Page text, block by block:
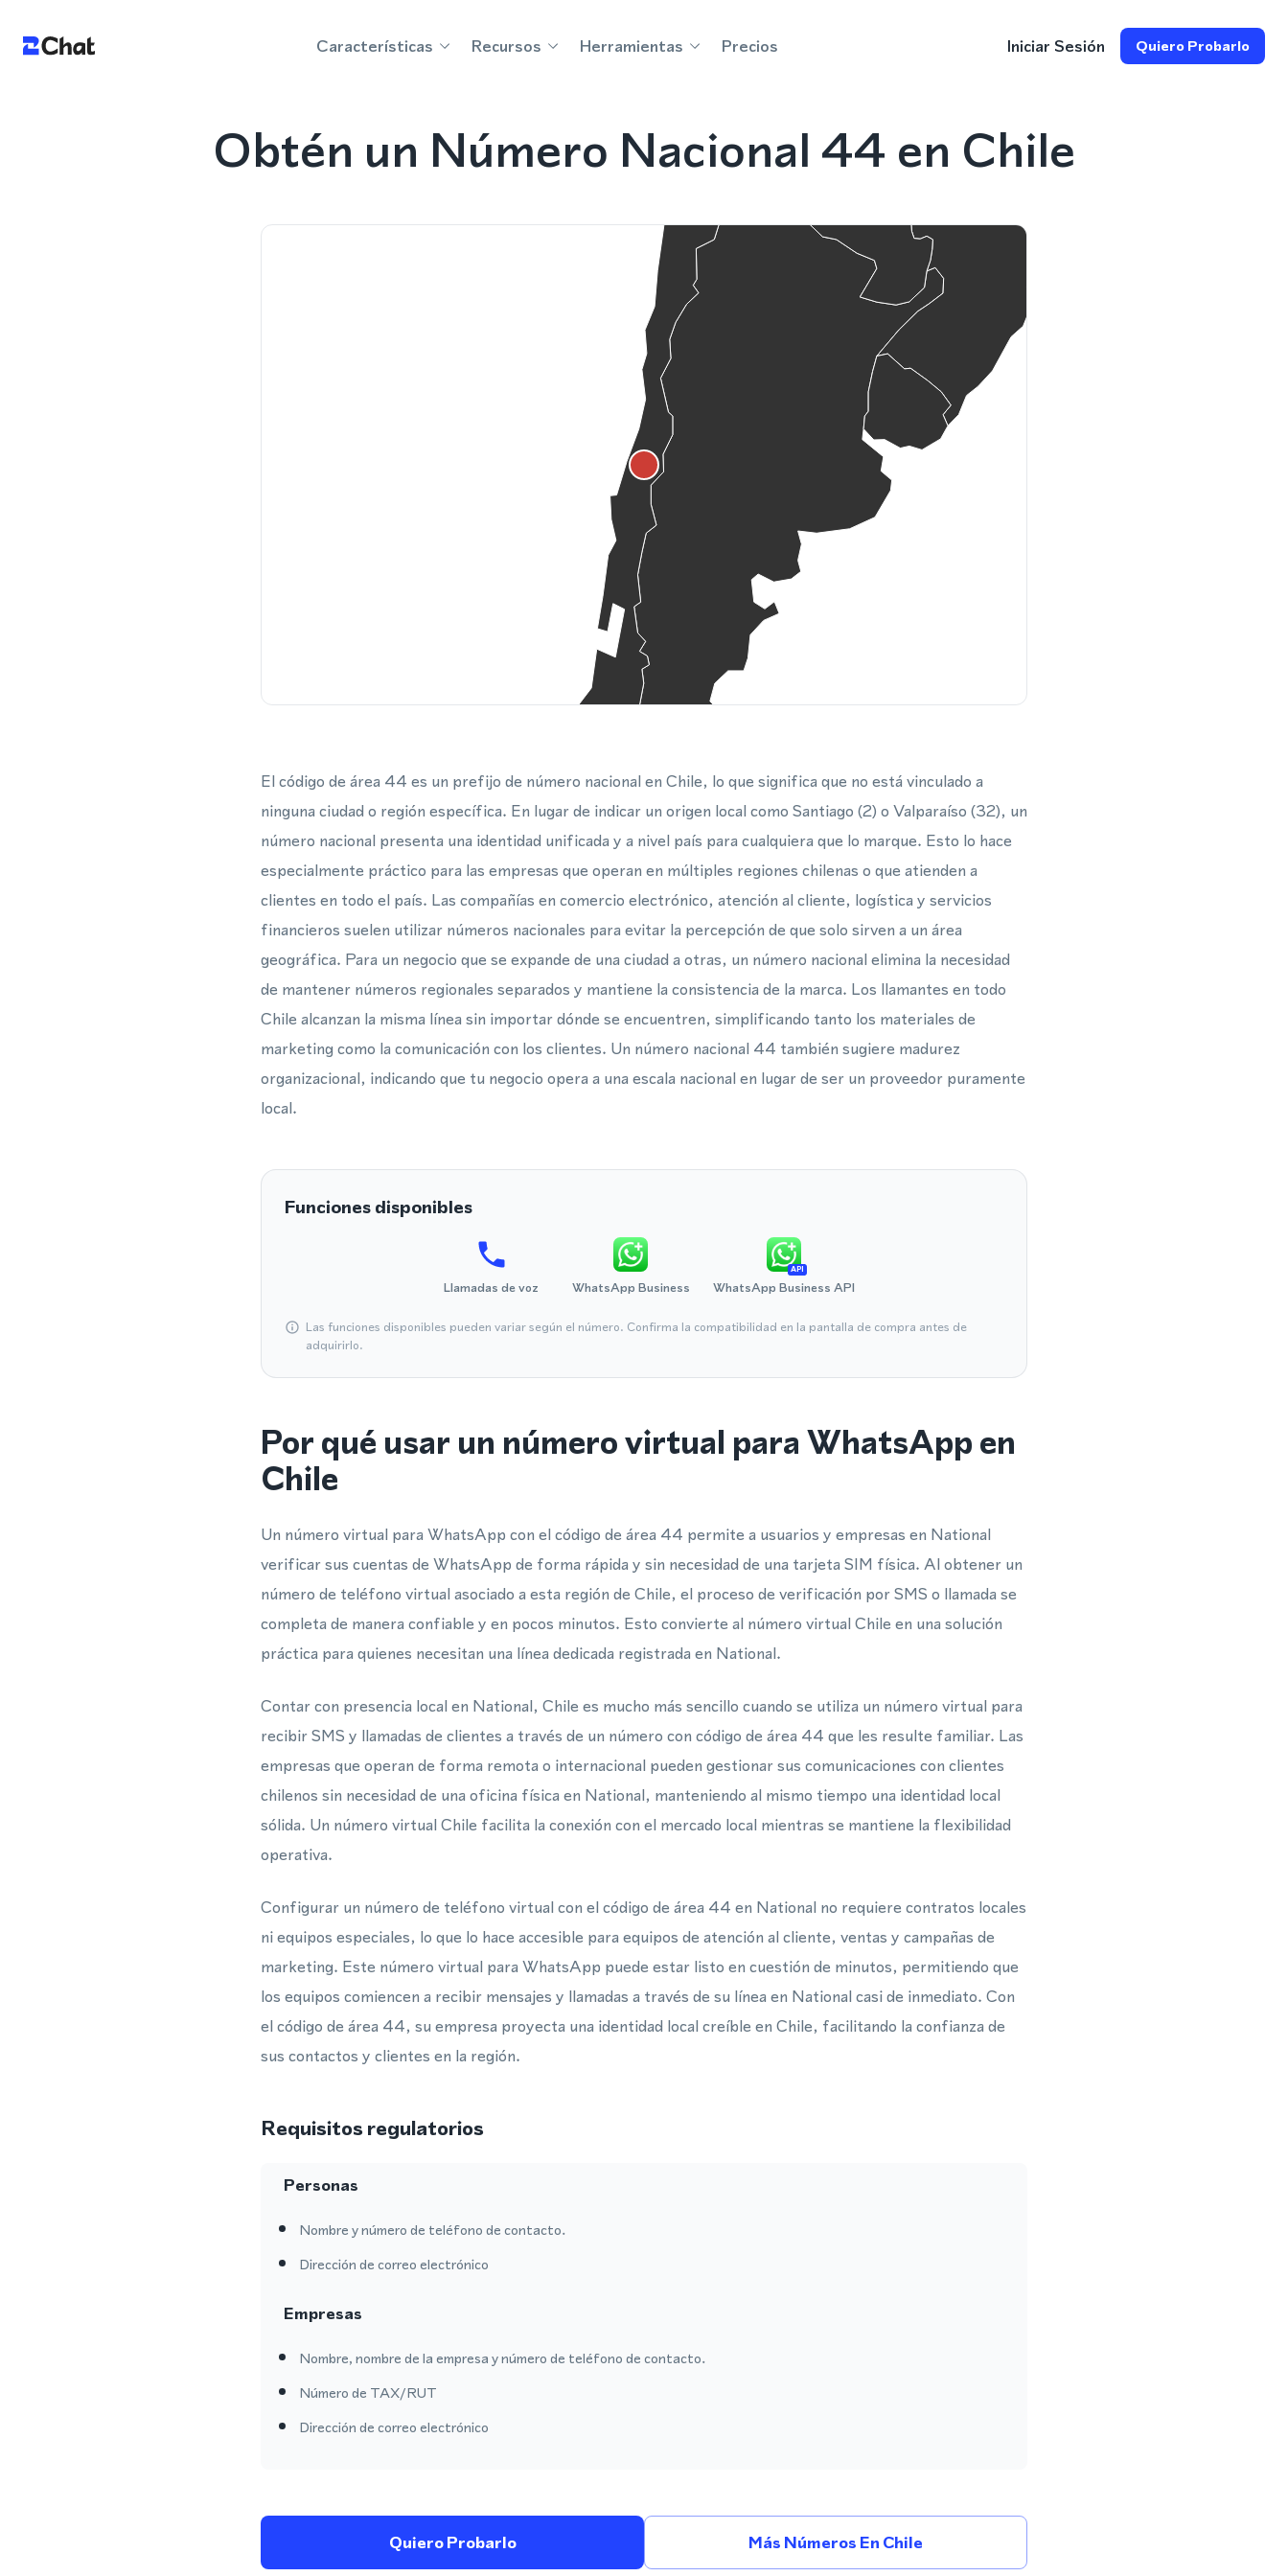
Características Recursos Herramientas Precios Iniciar Sesión Quiero Probarlo
Obtén un Número Nacional 44 en Chile
El código de área 44 es un prefijo de número nacional en Chile, lo que significa que no está vinculado a
ninguna ciudad o región específica. En lugar de indicar un origen local como Santiago (2) o Valparaíso (32), un
número nacional presenta una identidad unificada y a nivel país para cualquiera que lo marque. Esto lo hace
especialmente práctico para las empresas que operan en múltiples regiones chilenas o que atienden a
clientes en todo el país. Las compañías en comercio electrónico, atención al cliente, logística y servicios
financieros suelen utilizar números nacionales para evitar la percepción de que solo sirven a un área
geográfica. Para un negocio que se expande de una ciudad a otras, un número nacional elimina la necesidad
de mantener números regionales separados y mantiene la consistencia de la marca. Los llamantes en todo
Chile alcanzan la misma línea sin importar dónde se encuentren, simplificando tanto los materiales de
marketing como la comunicación con los clientes. Un número nacional 44 también sugiere madurez
organizacional, indicando que tu negocio opera a una escala nacional en lugar de ser un proveedor puramente
local.
Funciones disponibles
Llamadas de voz WhatsApp Business
API
WhatsApp Business API
Las funciones disponibles pueden variar según el número. Confirma la compatibilidad en la pantalla de compra antes de
adquirirlo.
Por qué usar un número virtual para WhatsApp en
Chile
Un número virtual para WhatsApp con el código de área 44 permite a usuarios y empresas en National
verificar sus cuentas de WhatsApp de forma rápida y sin necesidad de una tarjeta SIM física. Al obtener un
número de teléfono virtual asociado a esta región de Chile, el proceso de verificación por SMS o llamada se
completa de manera confiable y en pocos minutos. Esto convierte al número virtual Chile en una solución
práctica para quienes necesitan una línea dedicada registrada en National.
Contar con presencia local en National, Chile es mucho más sencillo cuando se utiliza un número virtual para
recibir SMS y llamadas de clientes a través de un número con código de área 44 que les resulte familiar. Las
empresas que operan de forma remota o internacional pueden gestionar sus comunicaciones con clientes
chilenos sin necesidad de una oficina física en National, manteniendo al mismo tiempo una identidad local
sólida. Un número virtual Chile facilita la conexión con el mercado local mientras se mantiene la flexibilidad
operativa.
Configurar un número de teléfono virtual con el código de área 44 en National no requiere contratos locales
ni equipos especiales, lo que lo hace accesible para equipos de atención al cliente, ventas y campañas de
marketing. Este número virtual para WhatsApp puede estar listo en cuestión de minutos, permitiendo que
los equipos comiencen a recibir mensajes y llamadas a través de su línea en National casi de inmediato. Con
el código de área 44, su empresa proyecta una identidad local creíble en Chile, facilitando la confianza de
sus contactos y clientes en la región.
Requisitos regulatorios
Personas
Nombre y número de teléfono de contacto.
Dirección de correo electrónico
Empresas
Nombre, nombre de la empresa y número de teléfono de contacto.
Número de TAX/RUT
Dirección de correo electrónico
Quiero Probarlo Más Números En Chile